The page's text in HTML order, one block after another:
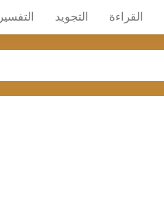
القراءة التجويد التفسير